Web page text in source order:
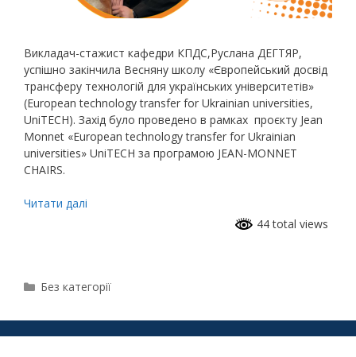
Викладач-стажист кафедри КПДС,Руслана ДЕГТЯР,
успішно закінчила Весняну школу «Європейський досвід
трансферу технологій для українських університетів»
(European technology transfer for Ukrainian universities,
UniTECH). Захід було проведено в рамках проєкту Jean
Monnet «European technology transfer for Ukrainian
universities» UniTECH за програмою JEAN-MONNET
CHAIRS.
Читати далі
44 total views
Без категорії